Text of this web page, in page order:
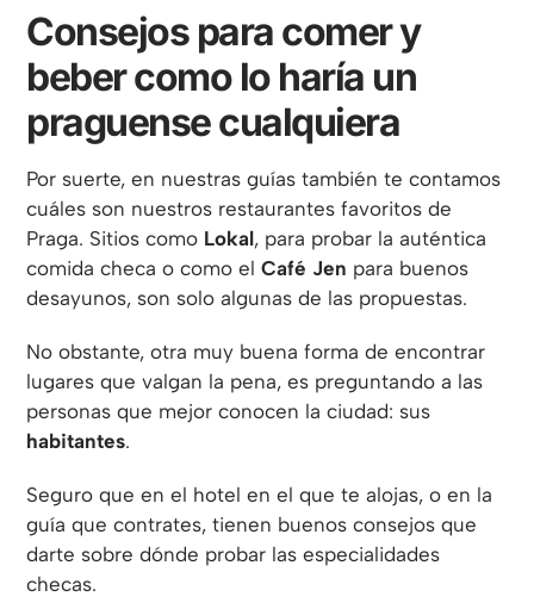
Consejos para comer y
beber como lo haría un
praguense cualquiera
Por suerte, en nuestras guías también te contamos
cuáles son nuestros restaurantes favoritos de
Praga. Sitios como Lokal, para probar la auténtica
comida checa o como elCafé Jen para buenos
desayunos, son solo algunas de las propuestas.
No obstante, otra muy buena forma de encontrar
lugares que valgan la pena, es preguntando a las
personas que mejor conocen la ciudad: sus
habitantes.
Seguro que en el hotel en el que te alojas, o en la
guía que contrates, tienen buenos consejos que
darte sobre dónde probar las especialidades
checas.